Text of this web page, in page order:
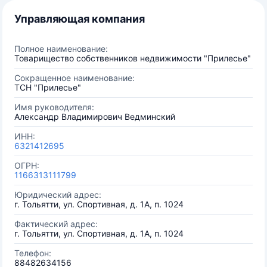
Управляющая компания
Полное наименование:
Товарищество собственников недвижимости "Прилесье"
Сокращенное наименование:
ТСН "Прилесье"
Имя руководителя:
Александр Владимирович Ведминский
ИНН:
6321412695
ОГРН:
1166313111799
Юридический адрес:
г. Тольятти, ул. Спортивная, д. 1А, п. 1024
Фактический адрес:
г. Тольятти, ул. Спортивная, д. 1А, п. 1024
Телефон:
88482634156